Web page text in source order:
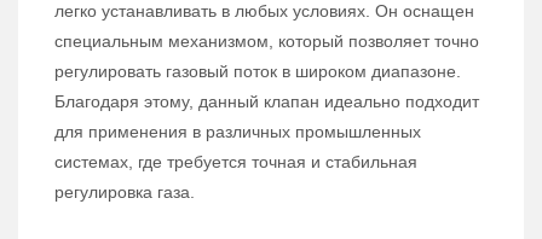
легко устанавливать в любых условиях. Он оснащен
специальным механизмом, который позволяет точно
регулировать газовый поток в широком диапазоне.
Благодаря этому, данный клапан идеально подходит
для применения в различных промышленных
системах, где требуется точная и стабильная
регулировка газа.